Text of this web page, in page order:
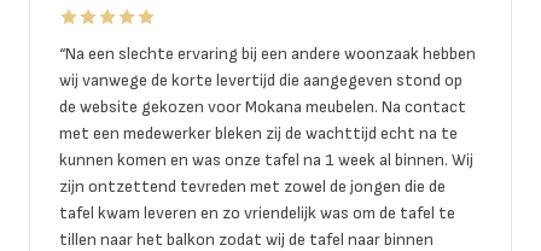
“Na een slechte ervaring bij een andere woonzaak hebben
wij vanwege de korte levertijd die aangegeven stond op
de website gekozen voor Mokana meubelen. Na contact
met een medewerker bleken zij de wachttijd echt na te
kunnen komen en was onze tafel na 1 week al binnen. Wij
zijn ontzettend tevreden met zowel de jongen die de
tafel kwam leveren en zo vriendelijk was om de tafel te
tillen naar het balkon zodat wij de tafel naar binnen